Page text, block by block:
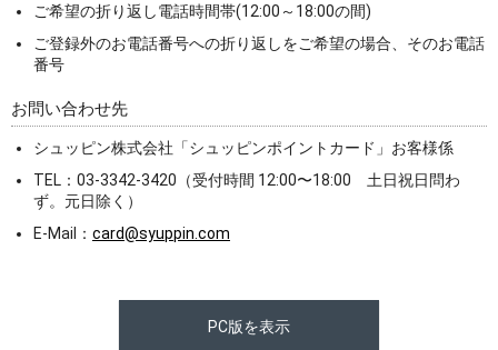
ご希望の折り返し電話時間帯(12:00～18:00の間)
ご登録外のお電話番号への折り返しをご希望の場合、そのお電話
番号
お問い合わせ先
シュッピン株式会社「シュッピンポイントカード」お客様係
TEL：03-3342-3420（受付時間 12:00〜18:00 土日祝日問わ
ず。元日除く）
E-Mail： card@syuppin.com
PC版を表示